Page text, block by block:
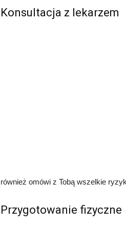
Konsultacja z lekarzem
również omówi z Tobą wszelkie
Przygotowanie fizyczne